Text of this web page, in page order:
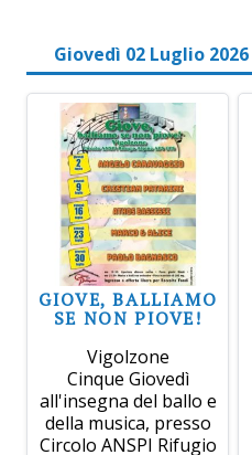
Giovedì 02 Luglio 2026
GIOVE, BALLIAMO
SE NON PIOVE!
Vigolzone
Cinque Giovedì
all'insegna del ballo e
della musica, presso
Circolo ANSPI Rifugio